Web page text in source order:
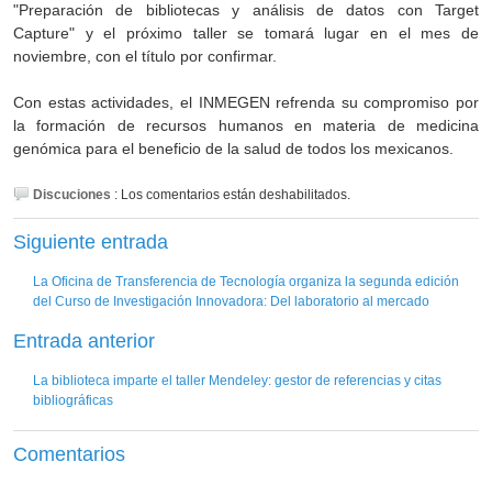
"Preparación de bibliotecas y análisis de datos con Target
Capture" y el próximo taller se tomará lugar en el mes de
noviembre, con el título por confirmar.
Con estas actividades, el INMEGEN refrenda su compromiso por
la formación de recursos humanos en materia de medicina
genómica para el beneficio de la salud de todos los mexicanos.
Discuciones : Los comentarios están deshabilitados.
Siguiente entrada
La Oficina de Transferencia de Tecnología organiza la segunda edición
del Curso de Investigación Innovadora: Del laboratorio al mercado
Entrada anterior
La biblioteca imparte el taller Mendeley: gestor de referencias y citas
bibliográficas
Comentarios